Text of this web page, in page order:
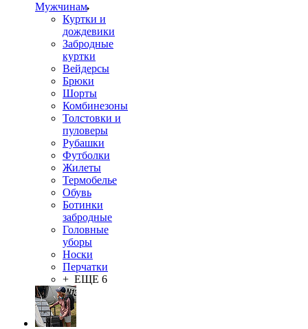
Мужчинам
Куртки и
дождевики
Забродные
куртки
Вейдерсы
Брюки
Шорты
Комбинезоны
Толстовки и
пуловеры
Рубашки
Футболки
Жилеты
Термобелье
Обувь
Ботинки
забродные
Головные
уборы
Носки
Перчатки
+ ЕЩЕ 6